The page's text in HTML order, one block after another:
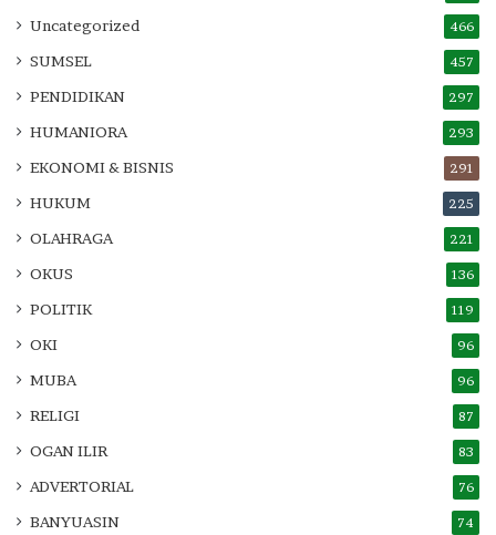
Uncategorized 466
SUMSEL 457
PENDIDIKAN 297
HUMANIORA 293
EKONOMI & BISNIS 291
HUKUM 225
OLAHRAGA 221
OKUS 136
POLITIK 119
OKI 96
MUBA 96
RELIGI 87
OGAN ILIR 83
ADVERTORIAL 76
BANYUASIN 74